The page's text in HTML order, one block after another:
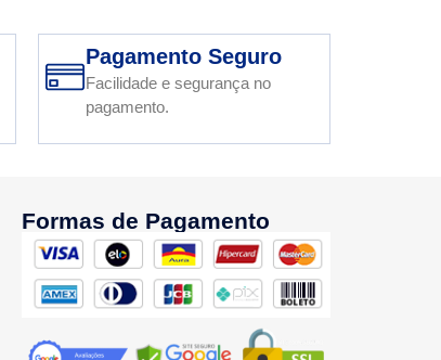
Pagamento Seguro
Facilidade e segurança no
pagamento.
Formas de Pagamento